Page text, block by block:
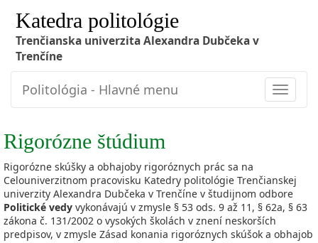
Katedra politológie
Trenčianska univerzita Alexandra Dubčeka v
Trenčíne
Toggle
Politológia - Hlavné menu
Rigorózne štúdium
Rigorózne skúšky a obhajoby rigoróznych prác sa na
Celouniverzitnom pracovisku Katedry politológie Trenčianskej
univerzity Alexandra Dubčeka v Trenčíne v študijnom odbore
Politické vedy vykonávajú v zmysle § 53 ods. 9 až 11, § 62a, § 63
zákona č. 131/2002 o vysokých školách v znení neskorších
predpisov, v zmysle Zásad konania rigoróznych skúšok a obhajob